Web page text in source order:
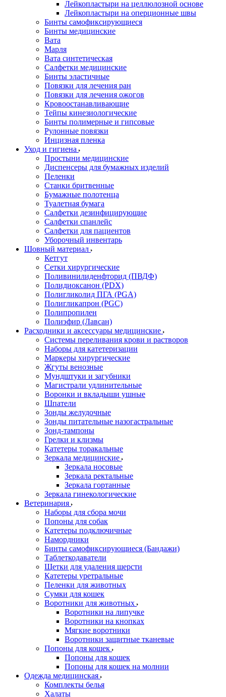
Лейкопластыри на целлюлозной основе
Лейкопластыри на оперционные швы
Бинты самофиксирующиеся
Бинты медицинские
Вата
Марля
Вата синтетическая
Салфетки медицинские
Бинты эластичные
Повязки для лечения ран
Повязки для лечения ожогов
Кровоостанавливающие
Тейпы кинезиологические
Бинты полимерные и гипсовые
Рулонные повязки
Инцизная пленка
Уход и гигиена
Простыни медицинские
Диспенсеры для бумажных изделий
Пеленки
Станки бритвенные
Бумажные полотенца
Туалетная бумага
Салфетки дезинфицирующие
Салфетки спанлейс
Салфетки для пациентов
Уборочный инвентарь
Шовный материал
Кетгут
Сетки хирургические
Поливинилиденфторид (ПВДФ)
Полидиоксанон (PDX)
Полигликолид ПГА (PGA)
Полигликапрон (PGC)
Полипропилен
Полиэфир (Лавсан)
Расходники и аксессуары медицинские
Системы переливания крови и растворов
Наборы для катетеризации
Маркеры хирургические
Жгуты венозные
Мундштуки и загубники
Магистрали удлинительные
Воронки и вкладыши ушные
Шпатели
Зонды желудочные
Зонды питательные назогастральные
Зонд-тампоны
Грелки и клизмы
Катетеры торакальные
Зеркала медицинские
Зеркала носовые
Зеркала ректальные
Зеркала гортанные
Зеркала гинекологические
Ветеринария
Наборы для сбора мочи
Попоны для собак
Катетеры подключичные
Намордники
Бинты самофиксирующиеся (Бандажи)
Таблеткодаватели
Щетки для удаления шерсти
Катетеры уретральные
Пеленки для животных
Сумки для кошек
Воротники для животных
Воротники на липучке
Воротники на кнопках
Мягкие воротники
Воротники защитные тканевые
Попоны для кошек
Попоны для кошек
Попоны для кошек на молнии
Одежда медицинская
Комплекты белья
Халаты